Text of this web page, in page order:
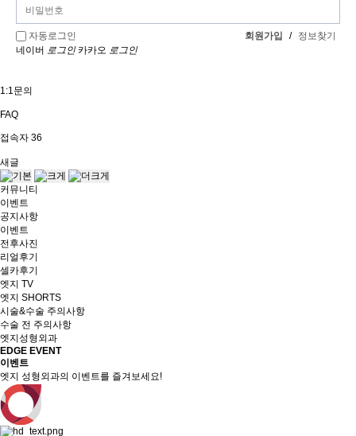
자동로그인 회원가입 / 정보찾기
네이버 로그인 카카오 로그인
1:1문의
FAQ
접속자 36
새글
커뮤니티
이벤트
공지사항
이벤트
전후사진
리얼후기
셀카후기
엣지 TV
엣지 SHORTS
시술&수술 주의사항
수술 전 주의사항
엣지성형외과
EDGE EVENT
이벤트
엣지 성형외과의 이벤트를 즐겨보세요!